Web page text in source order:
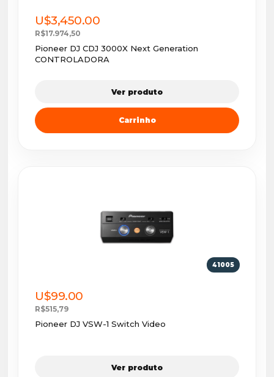
U$3,450.00
R$17.974,50
Pioneer DJ CDJ 3000X Next Generation
CONTROLADORA
Ver produto
Carrinho
41005
U$99.00
R$515,79
Pioneer DJ VSW-1 Switch Video
Ver produto